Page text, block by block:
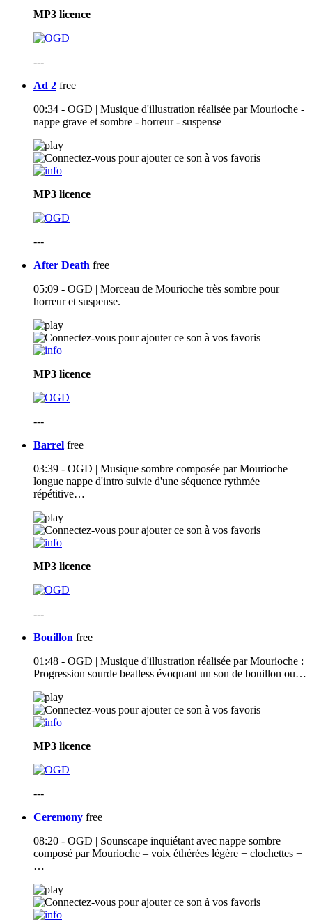
MP3 licence
---
Ad 2 free
00:34 - OGD | Musique d'illustration réalisée par Mourioche -
nappe grave et sombre - horreur - suspense
MP3 licence
---
After Death free
05:09 - OGD | Morceau de Mourioche très sombre pour
horreur et suspense.
MP3 licence
---
Barrel free
03:39 - OGD | Musique sombre composée par Mourioche –
longue nappe d'intro suivie d'une séquence rythmée
répétitive…
MP3 licence
---
Bouillon free
01:48 - OGD | Musique d'illustration réalisée par Mourioche :
Progression sourde beatless évoquant un son de bouillon ou…
MP3 licence
---
Ceremony free
08:20 - OGD | Sounscape inquiétant avec nappe sombre
composé par Mourioche – voix éthérées légère + clochettes +
…